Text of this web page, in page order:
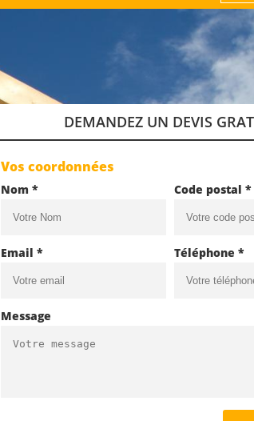
DEMANDEZ UN DEVIS
Vos coordonnées
Nom * Code postal *
Email * Téléphone *
Message